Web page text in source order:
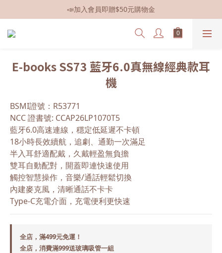
📣全館現貨
📣加入會員即贈$50元購物金
E-books SS73 藍牙6.0真無線經典款耳
機
BSMI證號：R53771
NCC 證書號: CCAP26LP1070T5
藍牙6.0高速連線，穩定低延遲不卡頓
18小時長效續航，追劇、通勤一次滿足
半入耳舒適配戴，久戴輕盈無負擔
雙耳自動配對，開蓋即連快速使用
觸控智慧操作，音樂/通話輕鬆切換
內建麥克風，清晰通話不卡卡
Type-C充電介面，充電便利更快速
全店，滿499元免運！
全店，消費滿999送玻璃吸管一組